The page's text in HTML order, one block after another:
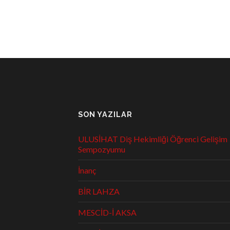
SON YAZILAR
ULUSİHAT Diş Hekimliği Öğrenci Gelişim
Sempozyumu
İnanç
BİR LAHZA
MESCİD-İ AKSA